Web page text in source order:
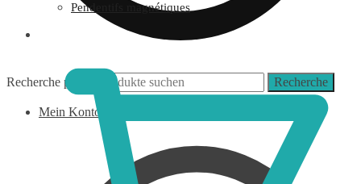
Recherche pour : Recherche
Mein Konto
Pendentifs magnétiques